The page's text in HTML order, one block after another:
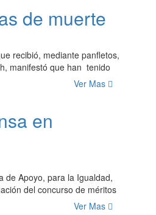
de muerte
recibió, mediante panfletos,
manifestó que han tenido
Ver Mas
en
de Apoyo, para la Igualdad,
del concurso de méritos
Ver Mas